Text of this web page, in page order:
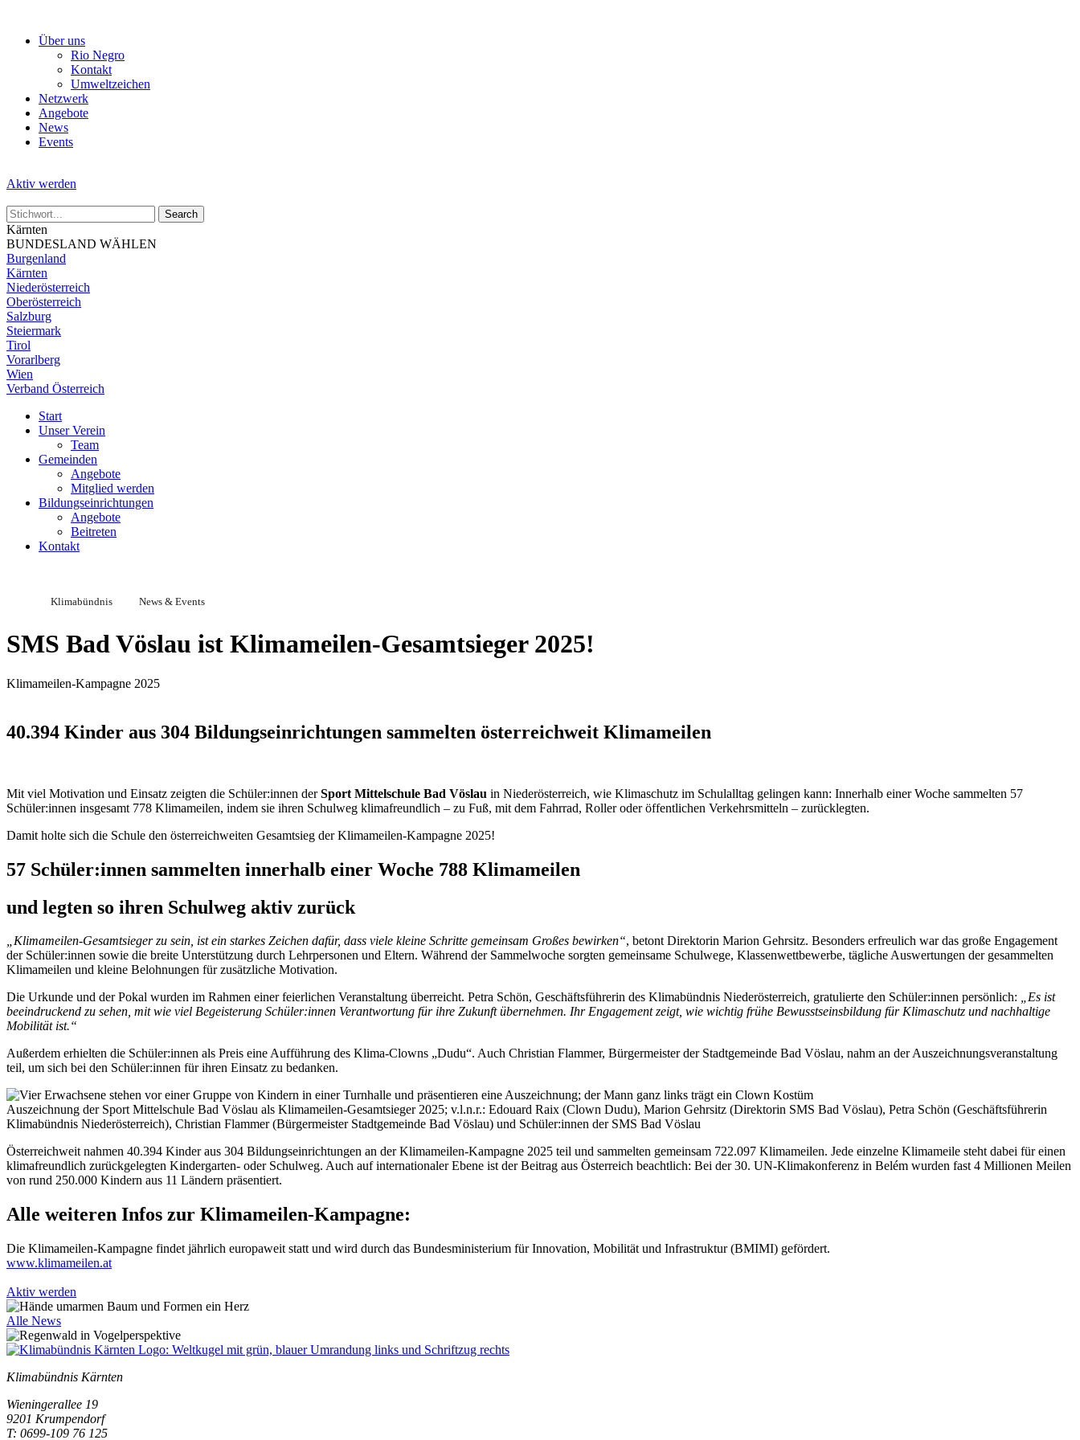
Über uns
Rio Negro
Kontakt
Umweltzeichen
Netzwerk
Angebote
News
Events
Aktiv werden
Kärnten
BUNDESLAND WÄHLEN
Burgenland
Kärnten
Niederösterreich
Oberösterreich
Salzburg
Steiermark
Tirol
Vorarlberg
Wien
Verband Österreich
Start
Unser Verein
Team
Gemeinden
Angebote
Mitglied werden
Bildungseinrichtungen
Angebote
Beitreten
Kontakt
Klimabündnis News & Events
SMS Bad Vöslau ist Klimameilen-Gesamtsieger 2025!
Klimameilen-Kampagne 2025
40.394 Kinder aus 304 Bildungseinrichtungen sammelten österreichweit Klimameilen
Mit viel Motivation und Einsatz zeigten die Schüler:innen derSport Mittelschule Bad Vöslau in Niederösterreich, wie Klimaschutz im Schulalltag gelingen kann: Innerhalb einer Woche sammelten 57
Schüler:innen insgesamt 778 Klimameilen, indem sie ihren Schulweg klimafreundlich – zu Fuß, mit dem Fahrrad, Roller oder öffentlichen Verkehrsmitteln – zurücklegten.
Damit holte sich die Schule den österreichweiten Gesamtsieg der Klimameilen-Kampagne 2025!
57 Schüler:innen sammelten innerhalb einer Woche 788 Klimameilen
und legten so ihren Schulweg aktiv zurück
„Klimameilen-Gesamtsieger zu sein, ist ein starkes Zeichen dafür, dass viele kleine Schritte gemeinsam Großes bewirken“, betont Direktorin Marion Gehrsitz. Besonders erfreulich war das große Engagement
der Schüler:innen sowie die breite Unterstützung durch Lehrpersonen und Eltern. Während der Sammelwoche sorgten gemeinsame Schulwege, Klassenwettbewerbe, tägliche Auswertungen der gesammelten
Klimameilen und kleine Belohnungen für zusätzliche Motivation.
Die Urkunde und der Pokal wurden im Rahmen einer feierlichen Veranstaltung überreicht. Petra Schön, Geschäftsführerin des Klimabündnis Niederösterreich, gratulierte den Schüler:innen persönlich: „Es ist
beeindruckend zu sehen, mit wie viel Begeisterung Schüler:innen Verantwortung für ihre Zukunft übernehmen. Ihr Engagement zeigt, wie wichtig frühe Bewusstseinsbildung für Klimaschutz und nachhaltige
Mobilität ist.“
Außerdem erhielten die Schüler:innen als Preis eine Aufführung des Klima-Clowns „Dudu“. Auch Christian Flammer, Bürgermeister der Stadtgemeinde Bad Vöslau, nahm an der Auszeichnungsveranstaltung
teil, um sich bei den Schüler:innen für ihren Einsatz zu bedanken.
Auszeichnung der Sport Mittelschule Bad Vöslau als Klimameilen-Gesamtsieger 2025; v.l.n.r.: Edouard Raix (Clown Dudu), Marion Gehrsitz (Direktorin SMS Bad Vöslau), Petra Schön (Geschäftsführerin
Klimabündnis Niederösterreich), Christian Flammer (Bürgermeister Stadtgemeinde Bad Vöslau) und Schüler:innen der SMS Bad Vöslau
Österreichweit nahmen 40.394 Kinder aus 304 Bildungseinrichtungen an der Klimameilen-Kampagne 2025 teil und sammelten gemeinsam 722.097 Klimameilen. Jede einzelne Klimameile steht dabei für einen
klimafreundlich zurückgelegten Kindergarten- oder Schulweg. Auch auf internationaler Ebene ist der Beitrag aus Österreich beachtlich: Bei der 30. UN-Klimakonferenz in Belém wurden fast 4 Millionen Meilen
von rund 250.000 Kindern aus 11 Ländern präsentiert.
Alle weiteren Infos zur Klimameilen-Kampagne:
Die Klimameilen-Kampagne findet jährlich europaweit statt und wird durch das Bundesministerium für Innovation, Mobilität und Infrastruktur (BMIMI) gefördert.
www.klimameilen.at
Aktiv werden
Alle News
Klimabündnis Kärnten
Wieningerallee 19
9201 Krumpendorf
T: 0699-109 76 125